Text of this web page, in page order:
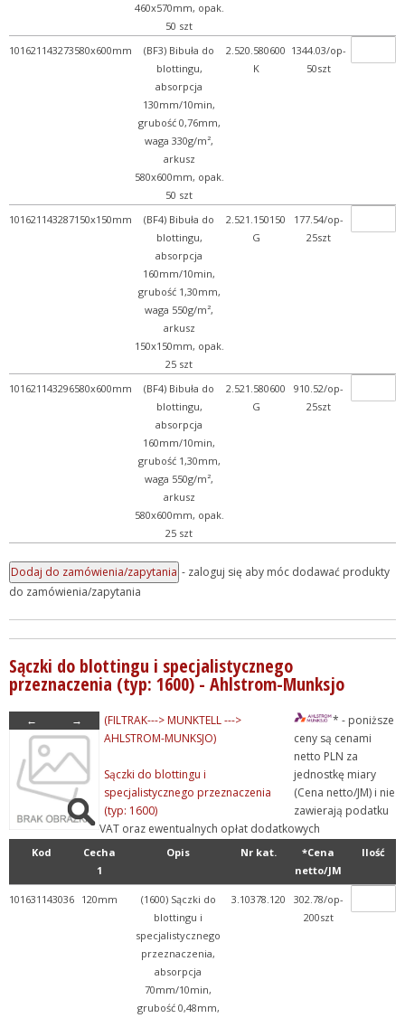
460x570mm, opak.
50 szt
101621143273580x600mm
(BF3) Bibuła do
blottingu,
absorpcja
130mm/10min,
grubość 0,76mm,
waga 330g/m²,
arkusz
580x600mm, opak.
50 szt
2.520.580600
K
1344.03/op-
50szt
101621143287150x150mm
(BF4) Bibuła do
blottingu,
absorpcja
160mm/10min,
grubość 1,30mm,
waga 550g/m²,
arkusz
150x150mm, opak.
25 szt
2.521.150150
G
177.54/op-
25szt
101621143296580x600mm
(BF4) Bibuła do
blottingu,
absorpcja
160mm/10min,
grubość 1,30mm,
waga 550g/m²,
arkusz
580x600mm, opak.
25 szt
2.521.580600
G
910.52/op-
25szt
- zaloguj się aby móc dodawać produkty
do zamówienia/zapytania
Sączki do blottingu i specjalistycznego
przeznaczenia (typ: 1600) - Ahlstrom-Munksjo
← →
(FILTRAK---> MUNKTELL --->
AHLSTROM-MUNKSJO)
Sączki do blottingu i
specjalistycznego przeznaczenia
(typ: 1600)
* - poniższe
ceny są cenami
netto PLN za
jednostkę miary
(Cena netto/JM) i nie
zawierają podatku
VAT oraz ewentualnych opłat dodatkowych
Kod
Cecha
1
Opis Nr kat.
*Cena
netto/JM
Ilość
101631143036 120mm
(1600) Sączki do
blottingu i
specjalistycznego
przeznaczenia,
absorpcja
70mm/10min,
grubość 0,48mm,
3.10378.120
302.78/op-
200szt